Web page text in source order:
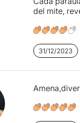
del mite,
31/12/2023